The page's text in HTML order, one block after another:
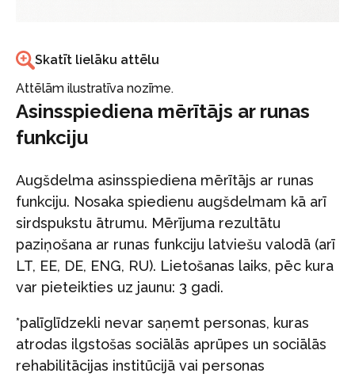
Skatīt lielāku attēlu
Attēlām ilustratīva nozīme.
Asinsspiediena mērītājs ar runas
funkciju
Augšdelma asinsspiediena mērītājs ar runas
funkciju. Nosaka spiedienu augšdelmam kā arī
sirdspukstu ātrumu. Mērījuma rezultātu
paziņošana ar runas funkciju latviešu valodā (arī
LT, EE, DE, ENG, RU). Lietošanas laiks, pēc kura
var pieteikties uz jaunu: 3 gadi.
*palīglīdzekli nevar saņemt personas, kuras
atrodas ilgstošas sociālās aprūpes un sociālās
rehabilitācijas institūcijā vai personas